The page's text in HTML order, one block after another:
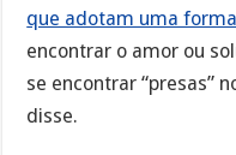
que adotam uma
encontrar o amor ou
se encontrar “presas”
disse.